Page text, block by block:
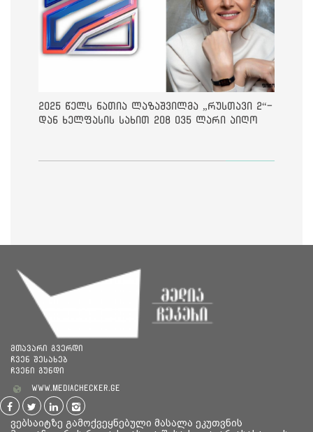
2025 წელს ნათია ლაზაშვილმა „რუსთავი 2“-
დან ხელფასის სახით 208 035 ლარი აიღო
მთავარი გვერდი
ჩვენ შესახებ
ჩვენი გუნდი
www.mediachecker.ge
ვებსაიტზე გამოქვეყნებული მასალა ეკუთვნის